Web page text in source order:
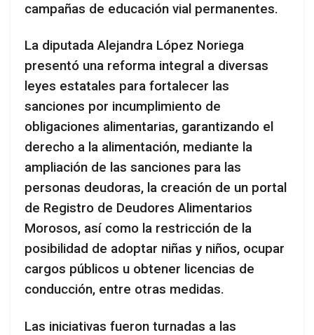
campañas de educación vial permanentes.
La diputada Alejandra López Noriega
presentó una reforma integral a diversas
leyes estatales para fortalecer las
sanciones por incumplimiento de
obligaciones alimentarias, garantizando el
derecho a la alimentación, mediante la
ampliación de las sanciones para las
personas deudoras, la creación de un portal
de Registro de Deudores Alimentarios
Morosos, así como la restricción de la
posibilidad de adoptar niñas y niños, ocupar
cargos públicos u obtener licencias de
conducción, entre otras medidas.
Las iniciativas fueron turnadas a las